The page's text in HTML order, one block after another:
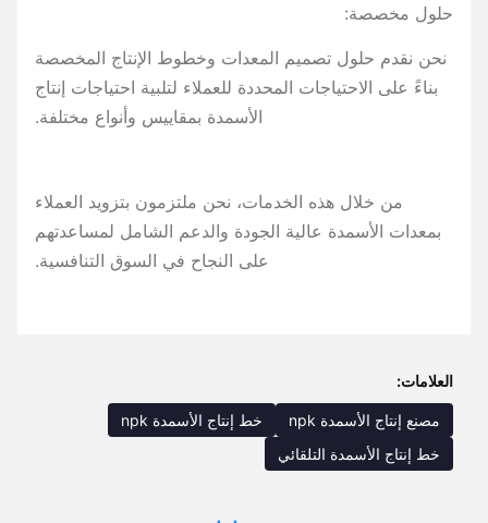
حلول مخصصة:
نحن نقدم حلول تصميم المعدات وخطوط الإنتاج المخصصة
بناءً على الاحتياجات المحددة للعملاء لتلبية احتياجات إنتاج
الأسمدة بمقاييس وأنواع مختلفة.
من خلال هذه الخدمات، نحن ملتزمون بتزويد العملاء
بمعدات الأسمدة عالية الجودة والدعم الشامل لمساعدتهم
على النجاح في السوق التنافسية.
العلامات:
مصنع إنتاج الأسمدة npk
خط إنتاج الأسمدة npk
خط إنتاج الأسمدة التلقائي